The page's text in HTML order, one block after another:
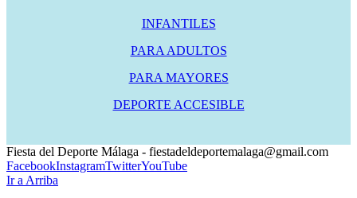
INFANTILES
PARA ADULTOS
PARA MAYORES
DEPORTE ACCESIBLE
Fiesta del Deporte Málaga - fiestadeldeportemalaga@gmail.com
FacebookInstagramTwitterYouTube
Ir a Arriba